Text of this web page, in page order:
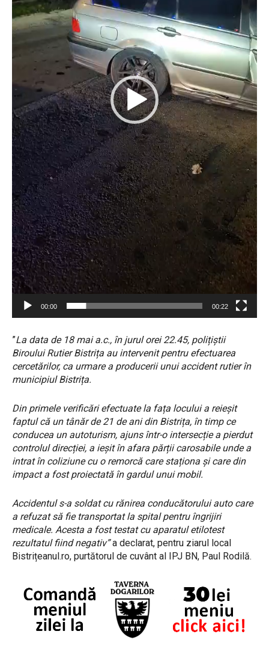
e
o
00:00 00:22
”La data de 18 mai a.c., în jurul orei 22.45, polițiștii
Biroului Rutier Bistrița au intervenit pentru efectuarea
cercetărilor, ca urmare a producerii unui accident rutier în
municipiul Bistrița.
Din primele verificări efectuate la fața locului a reieșit
faptul că un tânăr de 21 de ani din Bistrița, în timp ce
conducea un autoturism, ajuns într-o intersecție a pierdut
controlul direcției, a ieșit în afara părții carosabile unde a
intrat în coliziune cu o remorcă care staționa și care din
impact a fost proiectată în gardul unui mobil.
Accidentul s-a soldat cu rănirea conducătorului auto care
a refuzat să fie transportat la spital pentru îngrijiri
medicale. Acesta a fost testat cu aparatul etilotest
rezultatul fiind negativ”a declarat, pentru ziarul local
Bistrițeanul.ro, purtătorul de cuvânt al IPJ BN, Paul Rodilă.